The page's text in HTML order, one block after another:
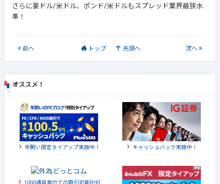
さらに豪ドル/米ドル、ポンド/米ドルもスプレッド業界最狭水
準！
前へ トップ 先頭へ 次へ
オススメ！
羊飼い限定タイアップ実施中！ キャッシュバック実施中！